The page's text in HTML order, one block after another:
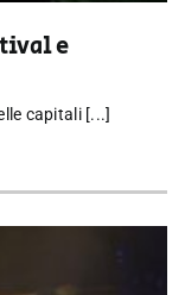
e
capitali [...]